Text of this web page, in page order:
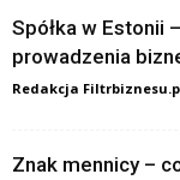
Spółka w Estonii
prowadzenia
Redakcja
Znak mennicy –